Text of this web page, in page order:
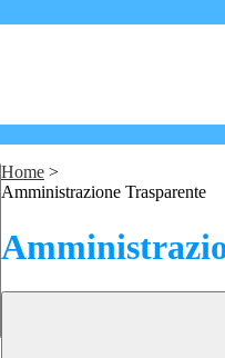
Home >
Amministrazione Trasparente